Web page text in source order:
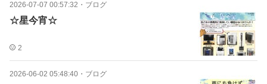
2026-07-07 00:57:32 ・ ブログ
☆星今宵☆
2
2026-06-02 05:48:40 ・ ブログ